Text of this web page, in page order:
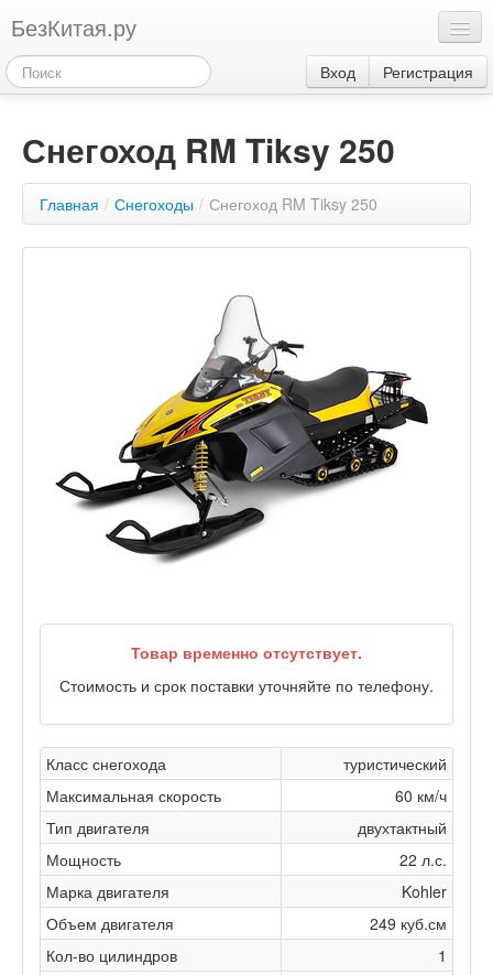
БезКитая.ру
Каталог
Контакты
Акции 3
Вход Регистрация
Снегоход RM Tiksy 250
Главная / Снегоходы / Снегоход RM Tiksy 250
Товар временно отсутствует.
Стоимость и срок поставки уточняйте по телефону.
Класс снегохода
туристический
Максимальная скорость
60 км/ч
Тип двигателя
двухтактный
Мощность
22 л.с.
Марка двигателя
Kohler
Объем двигателя
249 куб.см
Кол-во цилиндров
1